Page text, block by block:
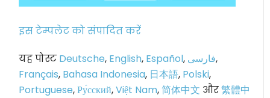
इस टेम्पलेट को संपादित करें
यह पोस्ट Deutsche, English, Español, فارسی,
Français, Bahasa Indonesia, 日本語, Polski,
Portuguese,Ру́сский,Việt Nam,简体中文 और繁體中